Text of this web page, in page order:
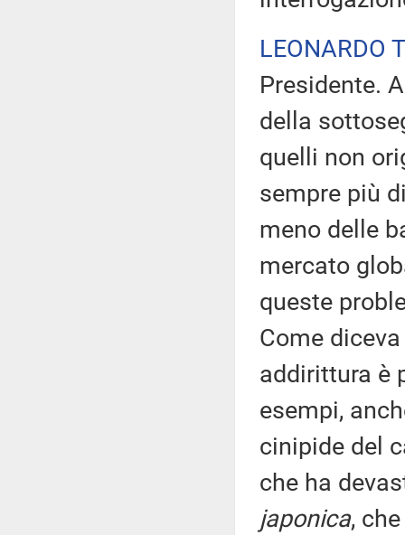
LEONARDO
Presidente.
della
quelli non
sempre più
meno delle
mercato
queste
Come
addirittura è
esempi,
cinipide del
che ha
japonica,